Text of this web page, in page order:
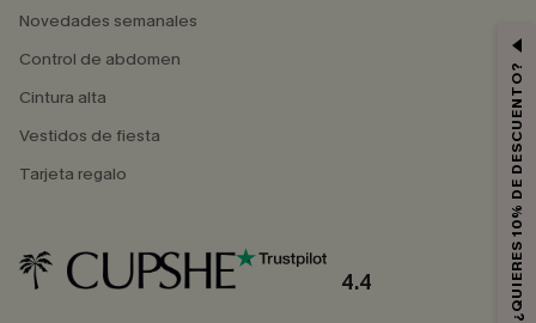
Novedades semanales
Control de abdomen
Cintura alta
Vestidos de fiesta
Tarjeta regalo
4.4 ¿QUIERES 10% DE DESCUENTO?